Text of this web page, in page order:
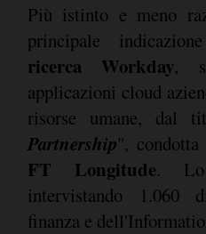
Più istinto e meno
principale
ricerca Workday,
applicazioni cloud
risorse umane, dal
Partnership",
FT Longitude. Lo
intervistando 1.060
finanza e